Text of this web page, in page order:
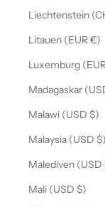
Liechtenstein
Litauen (EUR €)
Luxemburg
Madagaskar
Malawi (USD $)
Malaysia (USD $)
Malediven (USD
Mali (USD $)